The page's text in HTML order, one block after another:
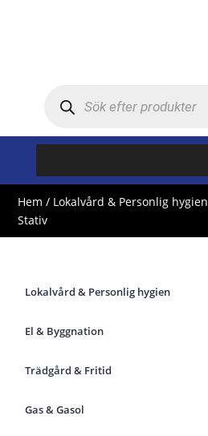
Hem / Lokalvård & Personlig hygien
Stativ
Lokalvård & Personlig hygien
El & Byggnation
Trädgård & Fritid
Gas & Gasol